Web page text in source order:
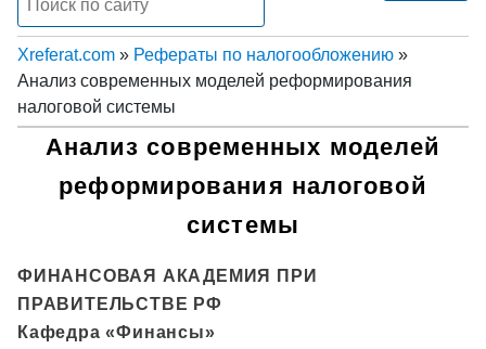
Xreferat.com » Рефераты по налогообложению »
Анализ современных моделей реформирования
налоговой системы
Анализ современных моделей
реформирования налоговой
системы
ФИНАНСОВАЯ АКАДЕМИЯ ПРИ
ПРАВИТЕЛЬСТВЕ РФ
Кафедра «Финансы»